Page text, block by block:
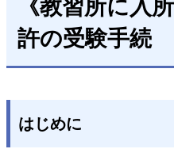
《教習所に入
許の受験手続
はじめに